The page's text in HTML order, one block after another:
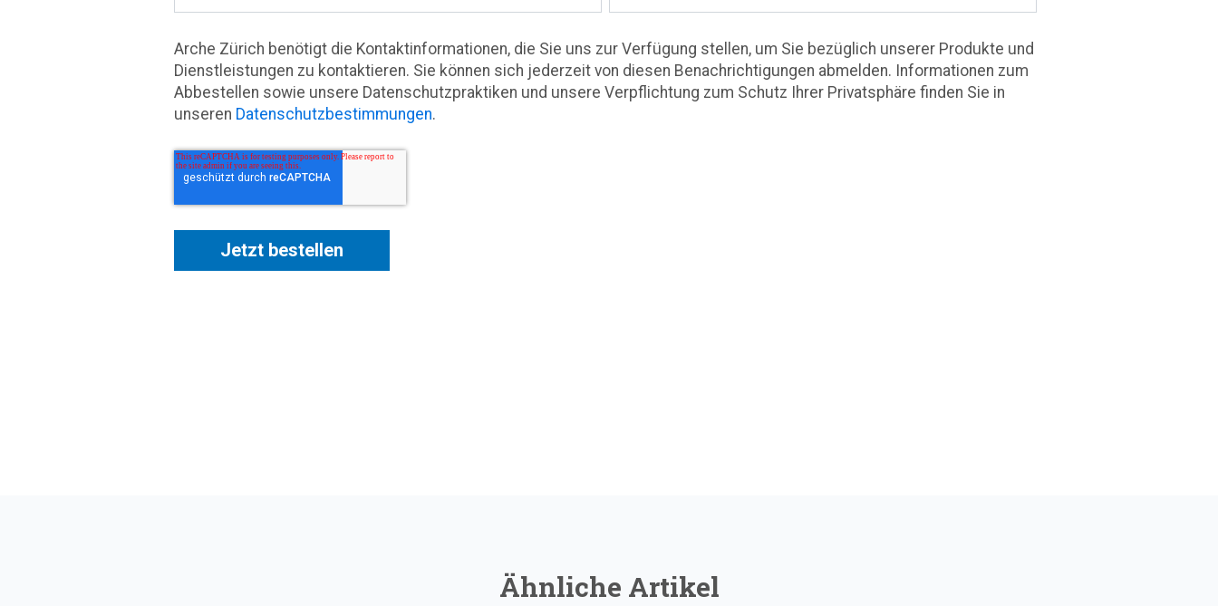
Arche Zürich benötigt die Kontaktinformationen, die Sie uns zur Verfügung stellen, um Sie bezüglich unserer Produkte und
Dienstleistungen zu kontaktieren. Sie können sich jederzeit von diesen Benachrichtigungen abmelden. Informationen zum
Abbestellen sowie unsere Datenschutzpraktiken und unsere Verpflichtung zum Schutz Ihrer Privatsphäre finden Sie in
unseren Datenschutzbestimmungen.
Ähnliche Artikel